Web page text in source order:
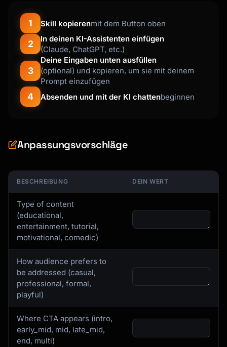
1 Skill kopierenmit dem Button oben
2
In deinen KI-Assistenten einfügen
(Claude, ChatGPT, etc.)
3
Deine Eingaben unten ausfüllen
(optional) und kopieren, um sie mit deinem
Prompt einzufügen
4 Absenden und mit der KI chattenbeginnen
Anpassungsvorschläge
BESCHREIBUNG DEIN WERT
Type of content
(educational,
entertainment, tutorial,
motivational, comedic)
How audience prefers to
be addressed (casual,
professional, formal,
playful)
Where CTA appears (intro,
early_mid, mid, late_mid,
end, multi)